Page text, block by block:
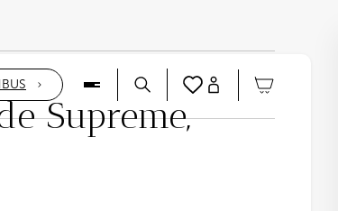
Supreme,